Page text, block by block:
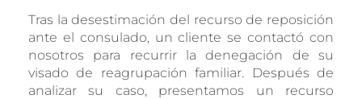
Tras la desestimación del recurso de reposición
ante el consulado, un cliente se contactó con
nosotros para recurrir la denegación de su
visado de reagrupación familiar. Después de
analizar su caso, presentamos un recurso